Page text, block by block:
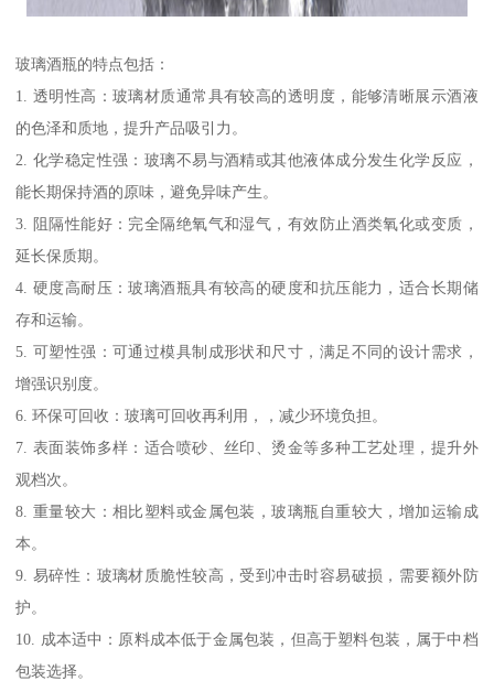
玻璃酒瓶的特点包括：
1. 透明性高：玻璃材质通常具有较高的透明度，能够清晰展示酒液
的色泽和质地，提升产品吸引力。
2. 化学稳定性强：玻璃不易与酒精或其他液体成分发生化学反应，
能长期保持酒的原味，避免异味产生。
3. 阻隔性能好：完全隔绝氧气和湿气，有效防止酒类氧化或变质，
延长保质期。
4. 硬度高耐压：玻璃酒瓶具有较高的硬度和抗压能力，适合长期储
存和运输。
5. 可塑性强：可通过模具制成形状和尺寸，满足不同的设计需求，
增强识别度。
6. 环保可回收：玻璃可回收再利用，，减少环境负担。
7. 表面装饰多样：适合喷砂、丝印、烫金等多种工艺处理，提升外
观档次。
8. 重量较大：相比塑料或金属包装，玻璃瓶自重较大，增加运输成
本。
9. 易碎性：玻璃材质脆性较高，受到冲击时容易破损，需要额外防
护。
10. 成本适中：原料成本低于金属包装，但高于塑料包装，属于中档
包装选择。